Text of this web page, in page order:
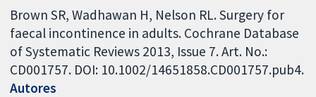
Brown SR, Wadhawan H, Nelson RL. Surgery for
faecal incontinence in adults. Cochrane Database
of Systematic Reviews 2013, Issue 7. Art. No.:
CD001757. DOI: 10.1002/14651858.CD001757.pub4.
Autores